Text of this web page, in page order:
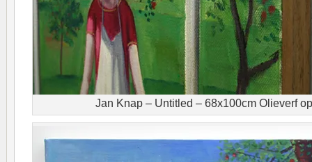
Jan Knap – Untitled – 68x100cm Olieverf